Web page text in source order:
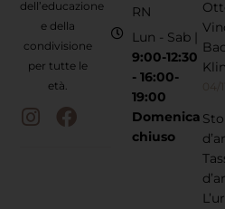
dell’educazione
e della
condivisione
per tutte le
età.
RN
Lun - Sab |
9:00-12:30
- 16:00-
19:00
Domenica
chiuso
04/